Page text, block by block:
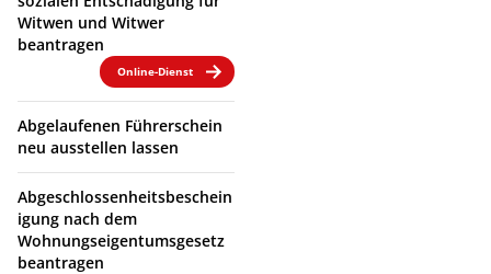
Witwen und Witwer
beantragen
Online-Dienst
Abgelaufenen Führerschein
neu ausstellen lassen
Abgeschlossenheitsbeschein
igung nach dem
Wohnungseigentumsgesetz
beantragen